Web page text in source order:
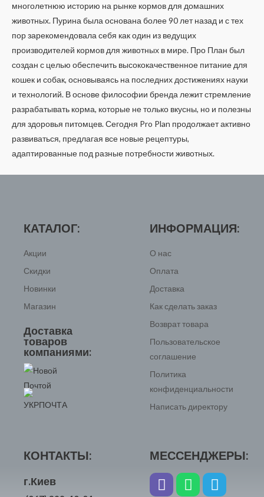
многолетнюю историю на рынке кормов для домашних
животных. Пурина была основана более 90 лет назад и с тех
пор зарекомендовала себя как один из ведущих
производителей кормов для животных в мире. Про План был
создан с целью обеспечить высококачественное питание для
кошек и собак, основываясь на последних достижениях науки
и технологий. В основе философии бренда лежит стремление
разрабатывать корма, которые не только вкусны, но и полезны
для здоровья питомцев. Сегодня Pro Plan продолжает активно
развиваться, предлагая все новые рецептуры,
адаптированные под разные потребности животных.
КАТАЛОГ:
Акции
Скидки
Новинки
Магазин
Доставка
товаров
компаниями:
ИНФОРМАЦИЯ:
О нас
Оплата
Доставка
Как сделать заказ
Возврат товара
Пользовательское
соглашение
Политика
конфиденциальности
Написать директору
КОНТАКТЫ:
г.Киев
МЕССЕНДЖЕРЫ: